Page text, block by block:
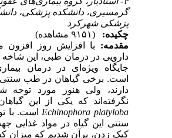
گرمسیری، دانشکده پزشکی،
پزشکی شهرکرد
چکیده:
(۹۱۵۱ مشاهده)
مقدمه:با افزایش روز افزون
دارویی در درمان طبی، این شاخه
جایگاه ویژه‌ای در درمان
است. برخی گیاهان در طب سنتی
دارند، ولی هنوز مورد توجه
نگرفته‌اند که یکی از این گیاهان
Echinophora platylobaاست. با
سنتی این گیاه در مواد غذایی جهت
کپک زدن، برآن شدیم که میزان